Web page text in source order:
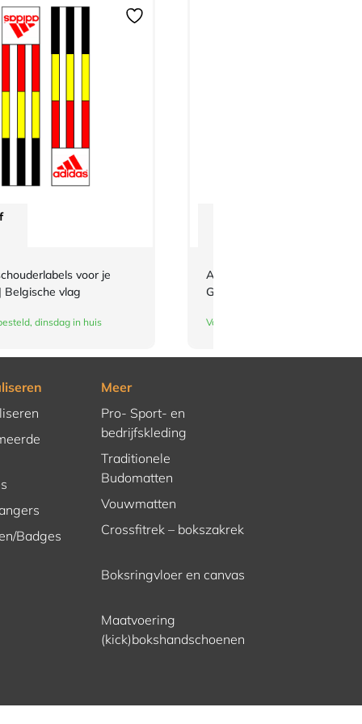
voor je
Belgische vlag
dinsdag in huis
Adidas Judoband Club 2-
Geel/Oranje maat 280
Vandaag besteld, dinsdag in huis
Badges
Meer
Pro- Sport- en
bedrijfskleding
Traditionele
Budomatten
Vouwmatten
Crossfitrek – bokszakrek
Boksringvloer en canvas
Maatvoering
(kick)bokshandschoenen